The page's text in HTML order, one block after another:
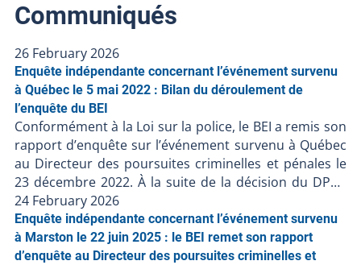
Communiqués
26 February 2026
Enquête indépendante concernant l’événement survenu
à Québec le 5 mai 2022 : Bilan du déroulement de
l’enquête du BEI
Conformément à la Loi sur la police, le BEI a remis son
rapport d’enquête sur l’événement survenu à Québec
au Directeur des poursuites criminelles et pénales le
23 décembre 2022. À la suite de la décision du DPCP
de ne pas porter d’accusation contre les policiers
impliqués, et en l’absence de faits nouveaux, le BEI clôt
le dossier BEI-220506-001. Les procédures judiciaires
étant terminées, le BEI publie son bilan de l’enquête à
24 February 2026
Enquête indépendante concernant l’événement survenu
à Marston le 22 juin 2025 : le BEI remet son rapport
d’enquête au Directeur des poursuites criminelles et